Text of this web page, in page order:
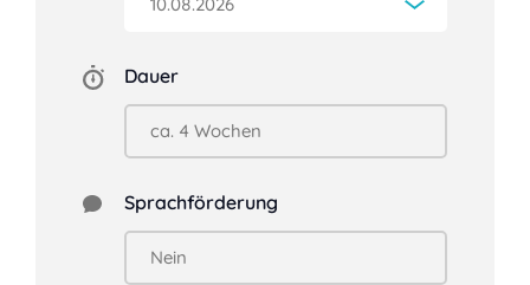
Dauer
Sprachförderung